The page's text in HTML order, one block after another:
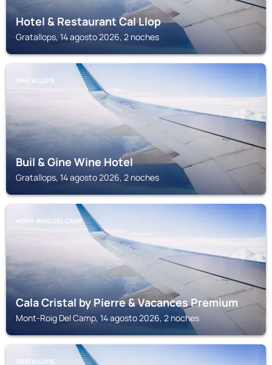
Hotel & Restaurant Cal Llop
Gratallops, 14 agosto 2026, 2 noches
GRATALLOPS
Buil & Gine Wine Hotel
Gratallops, 14 agosto 2026, 2 noches
MONT-ROIG DEL CAMP
Cala Cristal by Pierre & Vacances Premium
Mont-Roig Del Camp, 14 agosto 2026, 2 noches
GRATALLOPS